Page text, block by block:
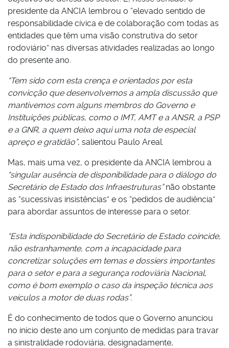
presidente da ANCIA lembrou o “elevado sentido de
responsabilidade cívica e de colaboração com todas as
entidades que têm uma visão construtiva do setor
rodoviário” nas diversas atividades realizadas ao longo
do presente ano.
“Tem sido com esta crença e orientados por esta
convicção que desenvolvemos a ampla discussão que
mantivemos com alguns membros do Governo e
Instituições públicas, como o IMT, AMT e a ANSR, a PSP
e a GNR, a quem deixo aqui uma nota de especial
apreço e gratidão”, salientou Paulo Areal.
Mas, mais uma vez, o presidente da ANCIA lembrou a
“singular ausência de disponibilidade para o diálogo do
Secretário de Estado dos Infraestruturas”não obstante
as “sucessivas insistências” e os “pedidos de audiência”
para abordar assuntos de interesse para o setor.
“Esta indisponibilidade do Secretário de Estado coincide,
não estranhamente, com a incapacidade para
concretizar soluções em temas e dossiers importantes
para o setor e para a segurança rodoviária Nacional,
como é bom exemplo o caso da inspeção técnica aos
veículos a motor de duas rodas”.
É do conhecimento de todos que o Governo anunciou
no início deste ano um conjunto de medidas para travar
a sinistralidade rodoviária, designadamente,